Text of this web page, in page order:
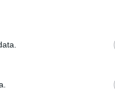
végetértével a gyerekek
a szabadba. A szülőknek
veszélyforrásra hívjuk fel a figyelmet,
figyelemmel és biztonsági